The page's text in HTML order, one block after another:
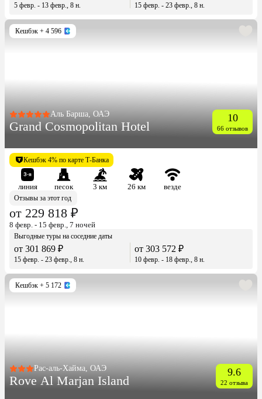
5 февр. - 13 февр., 8 н. 15 февр. - 23 февр., 8 н.
Кешбэк + 4 596
Аль Барша, ОАЭ
Grand Cosmopolitan Hotel
10
66 отзывов
Кешбэк 4% по карте Т-Банка
линия песок 3 км 26 км
везде
Отзывы за этот год
от 229 818 ₽
8 февр. - 15 февр., 7 ночей
Выгодные туры на соседние даты
от 301 869 ₽
15 февр. - 23 февр., 8 н.
от 303 572 ₽
10 февр. - 18 февр., 8 н.
Кешбэк + 5 172
Рас-аль-Хайма, ОАЭ
Rove Al Marjan Island
9.6
22 отзыва